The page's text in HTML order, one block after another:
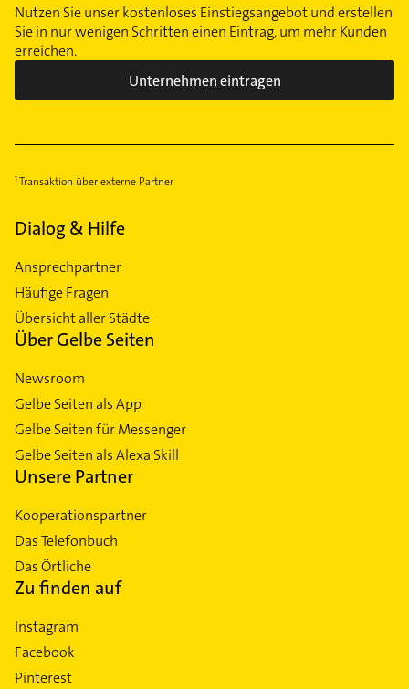
Nutzen Sie unser kostenloses Einstiegsangebot und erstellen
Sie in nur wenigen Schritten einen Eintrag, um mehr Kunden
erreichen.
Unternehmen eintragen
Transaktion über externe Partner
Dialog & Hilfe
Ansprechpartner
Häufige Fragen
Übersicht aller Städte
Über Gelbe Seiten
Newsroom
Gelbe Seiten als App
Gelbe Seiten für Messenger
Gelbe Seiten als Alexa Skill
Unsere Partner
Kooperationspartner
Das Telefonbuch
Das Örtliche
Zu finden auf
Instagram
Facebook
Pinterest